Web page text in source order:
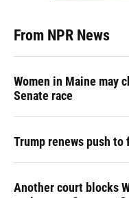
From NPR News
Women in Maine may
Senate race
Trump renews push to
Another court blocks